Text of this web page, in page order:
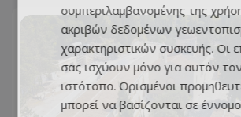
συμπεριλαμβανομένης της
ακριβών δεδομένων
χαρακτηριστικών συσκευής. Οι
σας ισχύουν μόνο για αυτόν
ιστότοπο. Ορισμένοι
μπορεί να βασίζονται σε έννομο